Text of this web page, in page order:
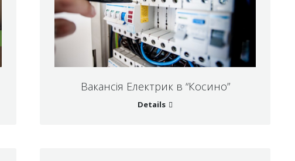
Вакансія Електрик в “Косино”
Details